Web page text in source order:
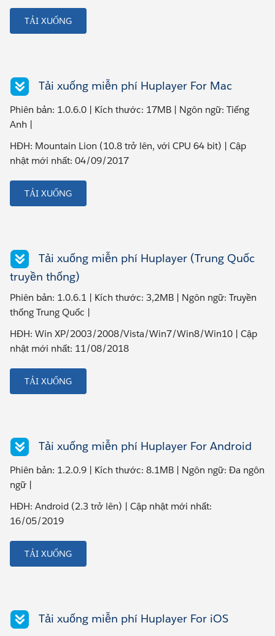
TẢI XUỐNG
Tải xuống miễn phí Huplayer For Mac
Phiên bản: 1.0.6.0 | Kích thước: 17MB | Ngôn ngữ: Tiếng
Anh |
HĐH: Mountain Lion (10.8 trở lên, với CPU 64 bit) | Cập
nhật mới nhất: 04/09/2017
TẢI XUỐNG
Tải xuống miễn phí Huplayer (Trung Quốc
truyền thống)
Phiên bản: 1.0.6.1 | Kích thước: 3,2MB | Ngôn ngữ: Truyền
thống Trung Quốc |
HĐH: Win XP/2003/2008/Vista/Win7/Win8/Win10 | Cập
nhật mới nhất: 11/08/2018
TẢI XUỐNG
Tải xuống miễn phí Huplayer For Android
Phiên bản: 1.2.0.9 | Kích thước: 8.1MB | Ngôn ngữ: Đa ngôn
ngữ |
HĐH: Android (2.3 trở lên) | Cập nhật mới nhất:
16/05/2019
TẢI XUỐNG
Tải xuống miễn phí Huplayer For iOS